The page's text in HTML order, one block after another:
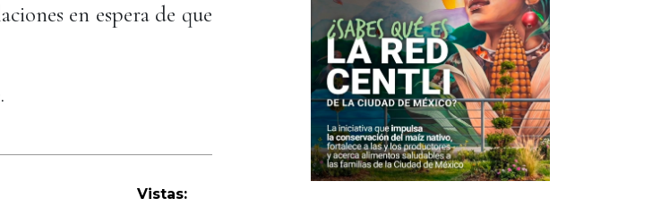
en espera de que
Vistas: